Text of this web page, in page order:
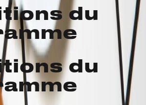
du
du